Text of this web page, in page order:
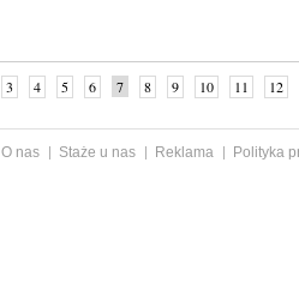
3 4 5 6 7 8 9 10 11 12
O nas Staże u nas Reklama
Polityka